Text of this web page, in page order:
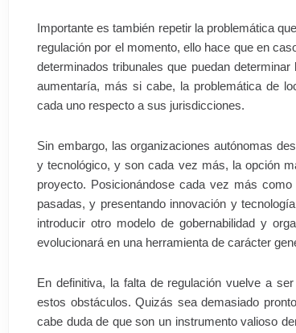
Importante es también repetir la problemática
regulación por el momento, ello hace que en
determinados tribunales que puedan
aumentaría, más si cabe, la problemática de
cada uno respecto a sus jurisdicciones.
Sin embargo, las organizaciones autónomas
y tecnológico, y son cada vez más, la opción
proyecto. Posicionándose cada vez más
pasadas, y presentando innovación y
introducir otro modelo de gobernabilidad y
evolucionará en una herramienta de carácter
En definitiva, la falta de regulación vuelve a
estos obstáculos. Quizás sea demasiado
cabe duda de que son un instrumento valioso